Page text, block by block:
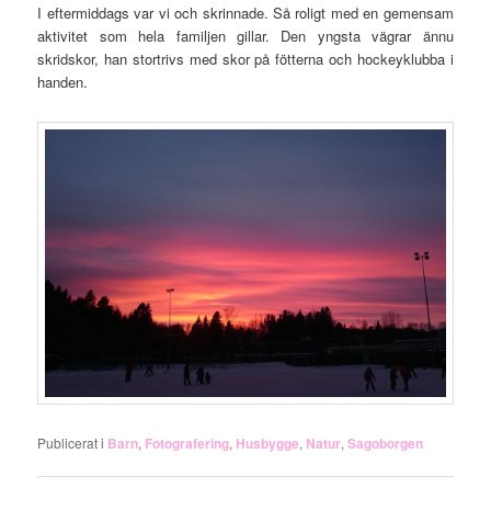
I eftermiddags var vi och skrinnade. Så roligt med en gemensam
aktivitet som hela familjen gillar. Den yngsta vägrar ännu
skridskor, han stortrivs med skor på fötterna och hockeyklubba i
handen.
Publicerat i Barn, Fotografering, Husbygge, Natur,Sagoborgen